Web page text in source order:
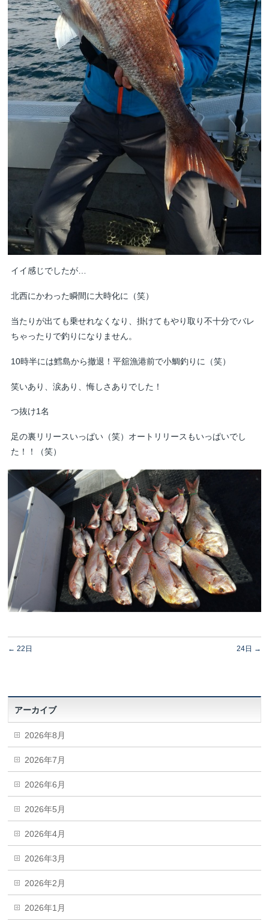
イイ感じでしたが…
北西にかわった瞬間に大時化に（笑）
当たりが出ても乗せれなくなり、掛けてもやり取り不十分でバレ
ちゃったりで釣りになりません。
10時半には鱈島から撤退！平舘漁港前で小鯛釣りに（笑）
笑いあり、涙あり、悔しさありでした！
つ抜け1名
足の裏リリースいっぱい（笑）オートリリースもいっぱいでし
た！！（笑）
← 22日 24日 →
アーカイブ
2026年8月
2026年7月
2026年6月
2026年5月
2026年4月
2026年3月
2026年2月
2026年1月